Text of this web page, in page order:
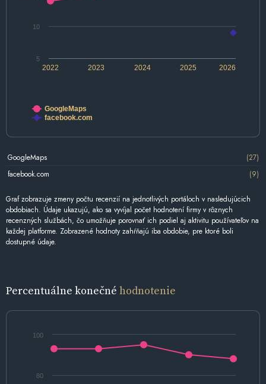
2022 2024 2026
2023 2025
5
10
GoogleMaps
facebook.com
GoogleMaps
(27)
facebook.com
(9)
Graf zobrazuje zmeny počtu recenzií na jednotlivých portáloch v nasledujúcich
obdobiach. Údaje ukazujú, ako sa vyvíjal počet hodnotení firmy v rôznych
recenzných službách, čo umožňuje porovnať ich podiel aj aktivitu používateľov na
každej platforme. Zobrazené hodnoty zahŕňajú iba obdobie, pre ktoré boli
dostupné údaje.
Percentuálne konečné hodnotenie
80
100